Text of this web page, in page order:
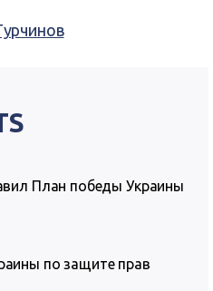
План победы Украины
по защите прав